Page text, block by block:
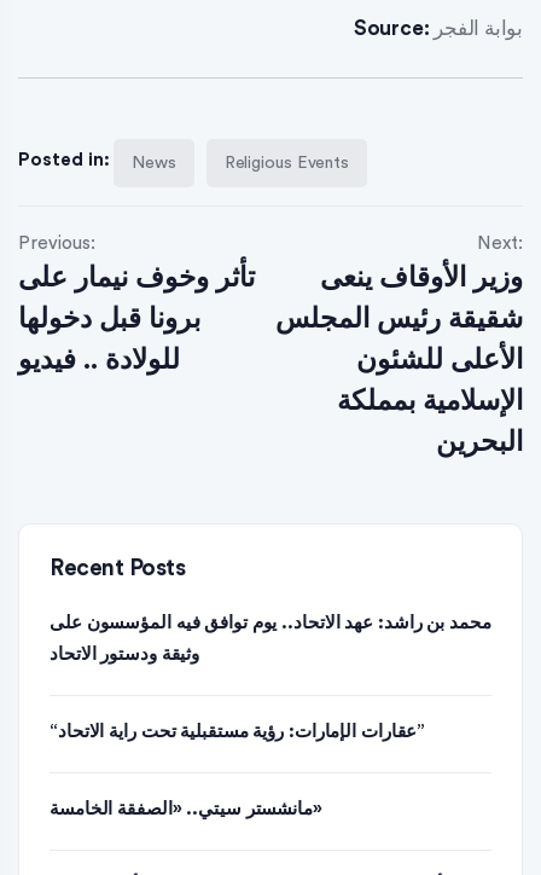
Source: بوابة الفجر
Posted in: News Religious Events
Previous:
تأثر وخوف نيمار على
برونا قبل دخولها
للولادة .. فيديو
Next:
وزير الأوقاف ينعى
شقيقة رئيس المجلس
الأعلى للشئون
الإسلامية بمملكة
البحرين
Recent Posts
محمد بن راشد: عهد الاتحاد.. يوم توافق فيه المؤسسون على
وثيقة ودستور الاتحاد
“عقارات الإمارات: رؤية مستقبلية تحت راية الاتحاد”
مانشستر سيتي.. «الصفقة الخامسة»